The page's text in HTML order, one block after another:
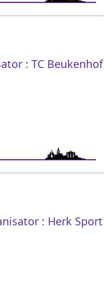
: TC Beukenhof
: Herk Sport